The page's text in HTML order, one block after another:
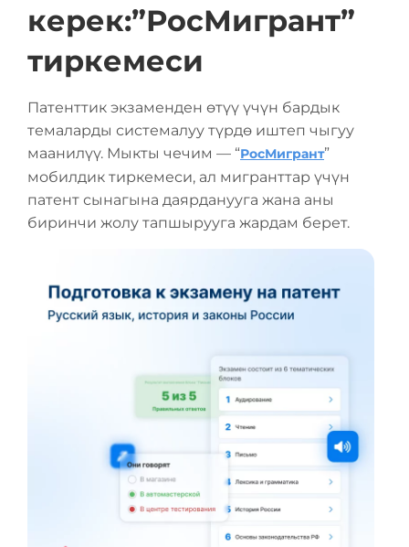
керек:”РосМигрант”
тиркемеси
Патенттик экзаменден өтүү үчүн бардык
темаларды системалуу түрдө иштеп чыгуу
маанилүү. Мыкты чечим — “РосМигрант”
мобилдик тиркемеси, ал мигранттар үчүн
патент сынагына даярданууга жана аны
биринчи жолу тапшырууга жардам берет.